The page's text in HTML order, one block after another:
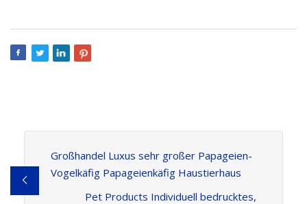
Großhandel Luxus sehr großer Papageien-
Vogelkäfig Papageienkäfig Haustierhaus
Pet Products Individuell bedrucktes,